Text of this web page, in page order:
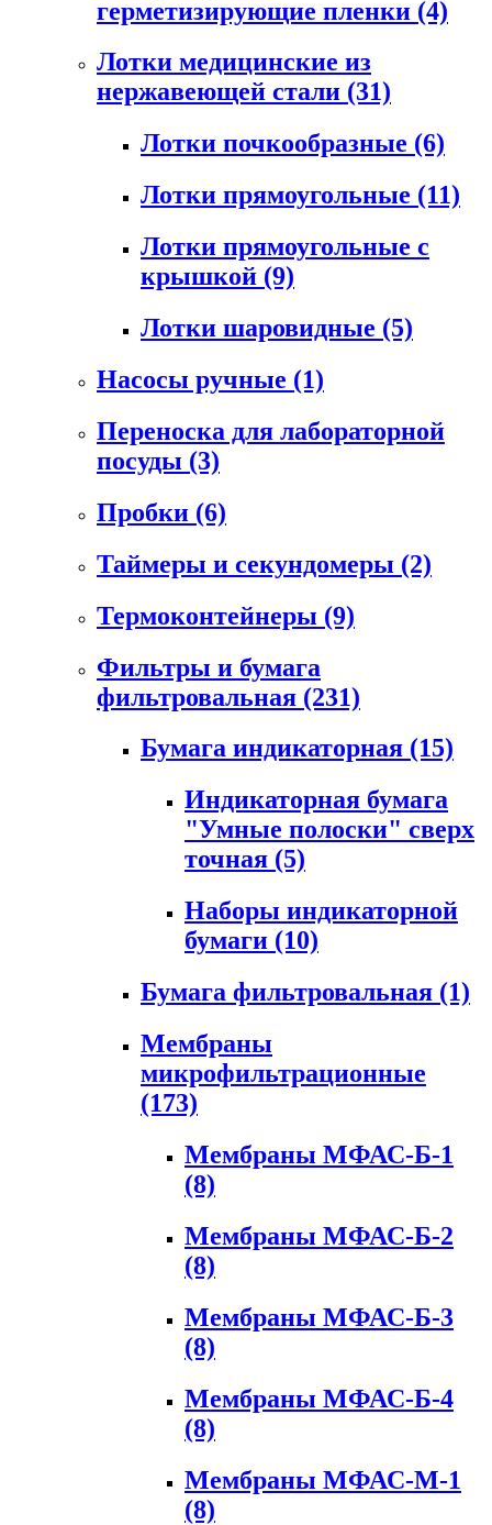
герметизирующие пленки (4)
Лотки медицинские из
нержавеющей стали (31)
Лотки почкообразные (6)
Лотки прямоугольные (11)
Лотки прямоугольные с
крышкой (9)
Лотки шаровидные (5)
Насосы ручные (1)
Переноска для лабораторной
посуды (3)
Пробки (6)
Таймеры и секундомеры (2)
Термоконтейнеры (9)
Фильтры и бумага
фильтровальная (231)
Бумага индикаторная (15)
Индикаторная бумага
"Умные полоски" сверх
точная (5)
Наборы индикаторной
бумаги (10)
Бумага фильтровальная (1)
Мембраны
микрофильтрационные
(173)
Мембраны МФАС-Б-1
(8)
Мембраны МФАС-Б-2
(8)
Мембраны МФАС-Б-3
(8)
Мембраны МФАС-Б-4
(8)
Мембраны МФАС-М-1
(8)